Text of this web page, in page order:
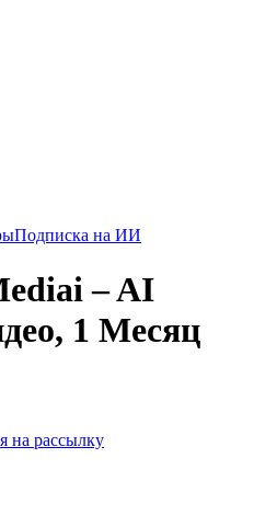
Подписка на ИИ
– AI
1 Месяц
на рассылку